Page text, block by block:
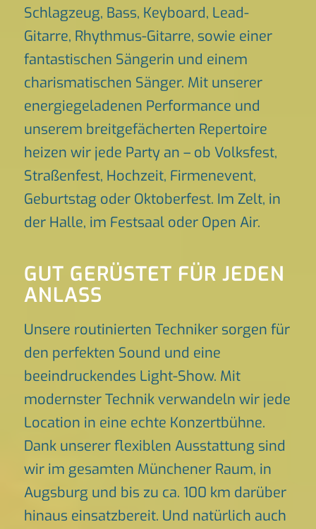
Schlagzeug, Bass, Keyboard, Lead-
Gitarre, Rhythmus-Gitarre, sowie einer
fantastischen Sängerin und einem
charismatischen Sänger. Mit unserer
energiegeladenen Performance und
unserem breitgefächerten Repertoire
heizen wir jede Party an – ob Volksfest,
Straßenfest, Hochzeit, Firmenevent,
Geburtstag oder Oktoberfest. Im Zelt, in
der Halle, im Festsaal oder Open Air.
GUT GERÜSTET FÜR JEDEN
ANLASS
Unsere routinierten Techniker sorgen für
den perfekten Sound und eine
beeindruckendes Light-Show. Mit
modernster Technik verwandeln wir jede
Location in eine echte Konzertbühne.
Dank unserer flexiblen Ausstattung sind
wir im gesamten Münchener Raum, in
Augsburg und bis zu ca. 100 km darüber
hinaus einsatzbereit. Und natürlich auch